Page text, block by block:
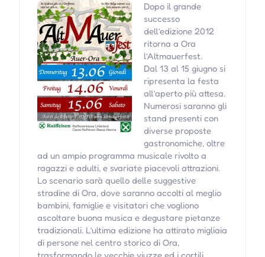
Dopo il grande
successo
dell’edizione 2012
ritorna a Ora
l’Altmauerfest.
Dal 13 al 15 giugno si
ripresenta la festa
all’aperto più attesa.
Numerosi saranno gli
stand presenti con
diverse proposte
gastronomiche, oltre
ad un ampio programma musicale rivolto a
ragazzi e adulti, e svariate piacevoli attrazioni.
Lo scenario sarà quello delle suggestive
stradine di Ora, dove saranno accolti al meglio
bambini, famiglie e visitatori che vogliono
ascoltare buona musica e degustare pietanze
tradizionali. L’ultima edizione ha attirato migliaia
di persone nel centro storico di Ora,